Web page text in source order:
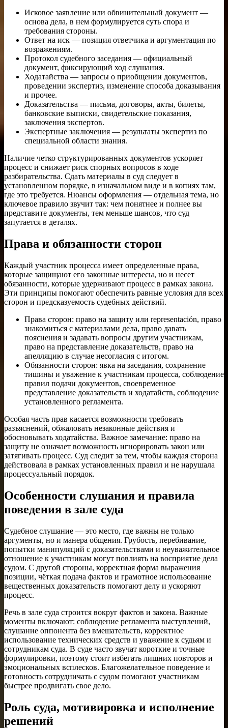
Исковое заявление или обвинительный документ —
основа дела, в нем формулируется суть спора и
требования стороны.
Ответ на иск — позиция ответчика и аргументация по
возражениям.
Протокол судебного заседания — официальный
документ, фиксирующий ход слушания.
Ходатайства — запросы о приобщении документов,
проведении экспертиз, изменение способа доказывания
и прочее.
Доказательства — письма, договоры, акты, билеты,
банковские выписки, свидетельские показания,
заключения экспертов.
Экспертные заключения — результаты экспертиз по
специальной области знания.
Наличие четко структурированных документов ускоряет
процесс и снижает риск спорных вопросов в ходе
разбирательства. Сдать материалы в суд следует в
установленном порядке, в изначальном виде и в копиях там,
где это требуется. Нюансы оформления — отдельная тема, но
ключевое правило звучит так: чем понятнее и полнее вы
представите документы, тем меньше шансов, что суд
запутается в деталях.
Права и обязанности сторон
Каждый участник процесса имеет определенные права,
которые защищают его законные интересы, но и несет
обязанности, которые удерживают процесс в рамках закона.
Эти принципы помогают обеспечить равные условия для всех
сторон и предсказуемость судебных действий.
Права сторон: право на защиту или representación, право
знакомиться с материалами дела, право давать
пояснения и задавать вопросы другим участникам,
право на представление доказательств, право на
апелляцию в случае несогласия с итогом.
Обязанности сторон: явка на заседания, сохранение
тишины и уважение к участникам процесса, соблюдение
правил подачи документов, своевременное
представление доказательств и ходатайств, соблюдение
установленного регламента.
Особая часть прав касается возможности требовать
разъяснений, обжаловать незаконные действия и
обосновывать ходатайства. Важное замечание: право на
защиту не означает возможность игнорировать закон или
затягивать процесс. Суд следит за тем, чтобы каждая сторона
действовала в рамках установленных правил и не нарушала
процессуальный порядок.
Особенности слушания и правила
поведения в зале суда
Судебное слушание — это место, где важны не только
аргументы, но и манера общения. Грубость, перебивание,
попытки манипуляций с доказательствами и неуважительное
отношение к участникам могут повлиять на восприятие дела
судом. С другой стороны, корректная форма выражения
позиции, чёткая подача фактов и грамотное использование
вещественных доказательств помогают делу и ускоряют
процесс.
Речь в зале суда строится вокруг фактов и закона. Важные
моменты включают: соблюдение регламента выступлений,
слушание оппонента без вмешательств, корректное
использование технических средств и уважение к судьям и
сотрудникам суда. В суде часто звучат короткие и точные
формулировки, поэтому стоит избегать лишних повторов и
эмоциональных всплесков. Благожелательное поведение и
готовность сотрудничать с судом помогают участникам
быстрее продвигать свое дело.
Роль суда, мотивировка и исполнение
решений